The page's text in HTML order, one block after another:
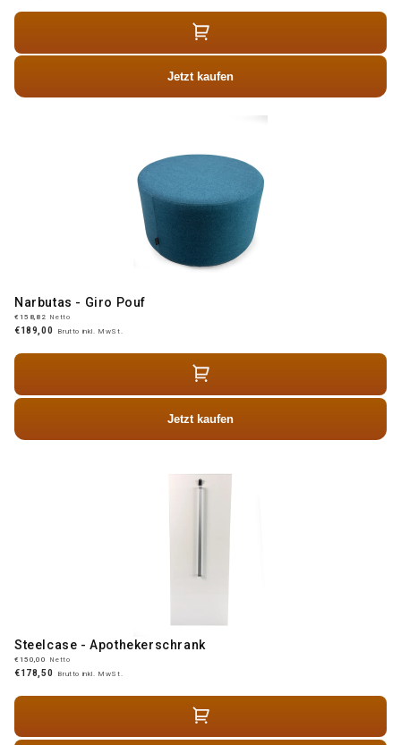
Jetzt kaufen
Narbutas - Giro Pouf
€158,82 Netto
€189,00 Brutto inkl. MwSt.
Jetzt kaufen
Steelcase - Apothekerschrank
€150,00 Netto
€178,50 Brutto inkl. MwSt.